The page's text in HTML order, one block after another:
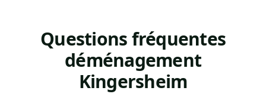
Questions fréquentes
déménagement
Kingersheim